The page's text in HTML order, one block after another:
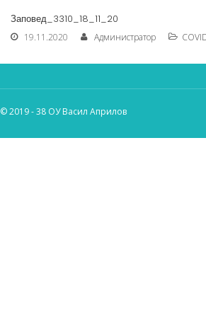
Заповед_3310_18_11_20
19.11.2020
Администратор
© 2019 - 38 ОУ Васил Априлов